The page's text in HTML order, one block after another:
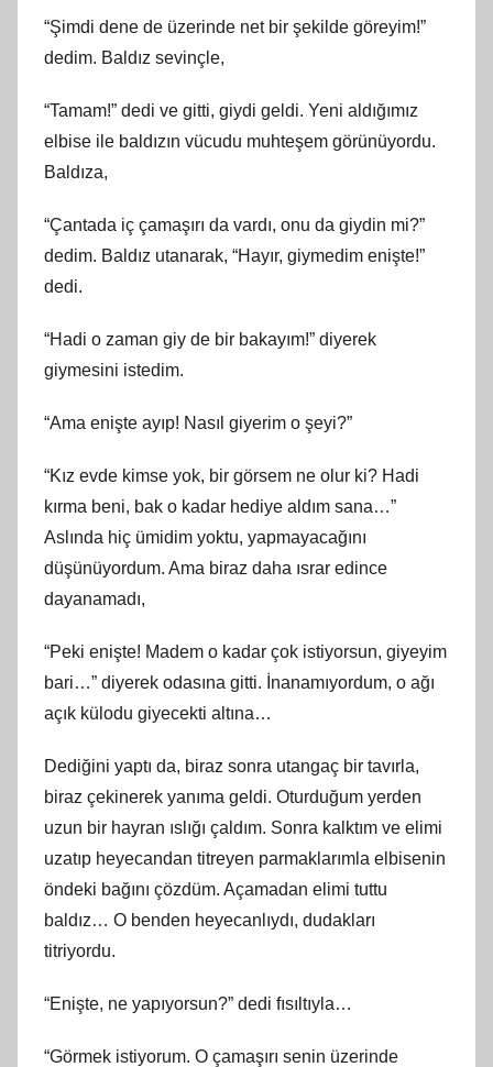
“Şimdi dene de üzerinde net bir şekilde göreyim!”
dedim. Baldız sevinçle,
“Tamam!” dedi ve gitti, giydi geldi. Yeni aldığımız
elbise ile baldızın vücudu muhteşem görünüyordu.
Baldıza,
“Çantada iç çamaşırı da vardı, onu da giydin mi?”
dedim. Baldız utanarak, “Hayır, giymedim enişte!”
dedi.
“Hadi o zaman giy de bir bakayım!” diyerek
giymesini istedim.
“Ama enişte ayıp! Nasıl giyerim o şeyi?”
“Kız evde kimse yok, bir görsem ne olur ki? Hadi
kırma beni, bak o kadar hediye aldım sana…”
Aslında hiç ümidim yoktu, yapmayacağını
düşünüyordum. Ama biraz daha ısrar edince
dayanamadı,
“Peki enişte! Madem o kadar çok istiyorsun, giyeyim
bari…” diyerek odasına gitti. İnanamıyordum, o ağı
açık külodu giyecekti altına…
Dediğini yaptı da, biraz sonra utangaç bir tavırla,
biraz çekinerek yanıma geldi. Oturduğum yerden
uzun bir hayran ıslığı çaldım. Sonra kalktım ve elimi
uzatıp heyecandan titreyen parmaklarımla elbisenin
öndeki bağını çözdüm. Açamadan elimi tuttu
baldız… O benden heyecanlıydı, dudakları
titriyordu.
“Enişte, ne yapıyorsun?” dedi fısıltıyla…
“Görmek istiyorum. O çamaşırı senin üzerinde